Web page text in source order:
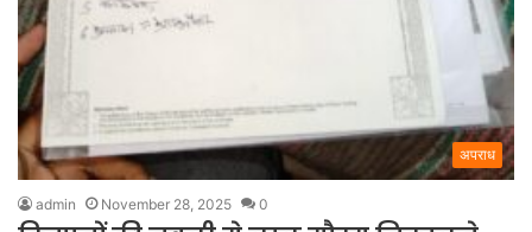
अपराध
admin November 28, 2025 0